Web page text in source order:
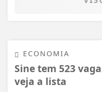
ECONOMIA
Sine tem 523
veja a lista